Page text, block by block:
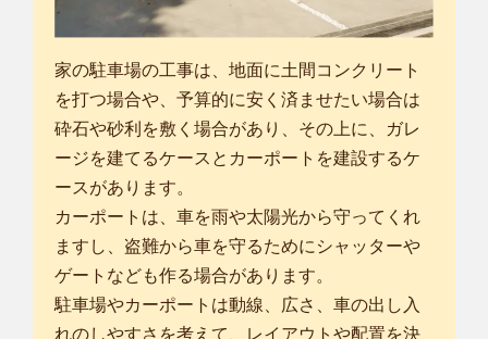
家の駐車場の工事は、地面に土間コンクリート
を打つ場合や、予算的に安く済ませたい場合は
砕石や砂利を敷く場合があり、その上に、ガレ
ージを建てるケースとカーポートを建設するケ
ースがあります。
カーポートは、車を雨や太陽光から守ってくれ
ますし、盗難から車を守るためにシャッターや
ゲートなども作る場合があります。
駐車場やカーポートは動線、広さ、車の出し入
れのしやすさを考えて、レイアウトや配置を決